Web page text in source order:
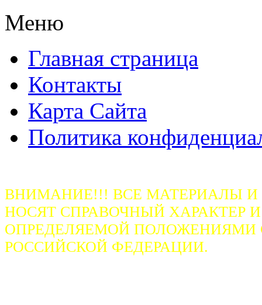
Меню
Главная страница
Контакты
Карта Сайта
Политика
ВНИМАНИЕ!!! ВСЕ МАТЕРИАЛЫ
НОСЯТ СПРАВОЧНЫЙ ХАРАКТЕР
ОПРЕДЕЛЯЕМОЙ ПОЛОЖЕНИЯМИ
РОССИЙСКОЙ ФЕДЕРАЦИИ.